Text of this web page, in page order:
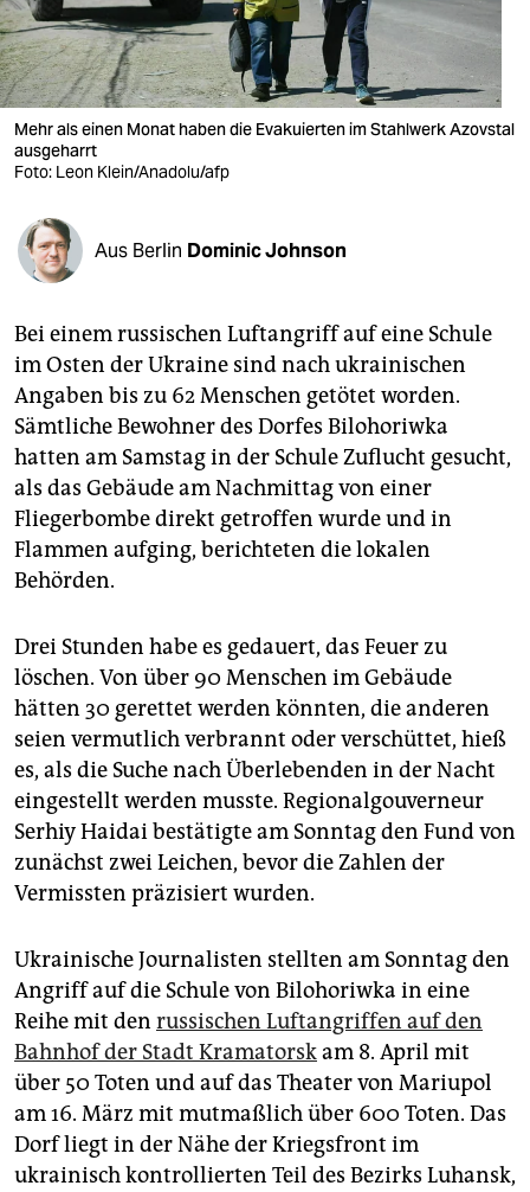
wahrheit
verlag
verlag
veranstaltungen
shop
fragen & hilfe
abo
genossenschaft
epaper login
Mehr als einen Monat haben die Evakuierten im Stahlwerk Azovstal
ausgeharrt
Foto: Leon Klein/Anadolu/afp
Aus Berlin Dominic Johnson
Bei einem russischen Luftangriff auf eine Schule
im Osten der Ukraine sind nach ukrainischen
Angaben bis zu 62 Menschen getötet worden.
Sämtliche Bewohner des Dorfes Bilohoriwka
hatten am Samstag in der Schule Zuflucht gesucht,
als das Gebäude am Nachmittag von einer
Fliegerbombe direkt getroffen wurde und in
Flammen aufging, berichteten die lokalen
Behörden.
Drei Stunden habe es gedauert, das Feuer zu
löschen. Von über 90 Menschen im Gebäude
hätten 30 gerettet werden könnten, die anderen
seien vermutlich verbrannt oder verschüttet, hieß
es, als die Suche nach Überlebenden in der Nacht
eingestellt werden musste. Regionalgouverneur
Serhiy Haidai bestätigte am Sonntag den Fund von
zunächst zwei Leichen, bevor die Zahlen der
Vermissten präzisiert wurden.
Ukrainische Journalisten stellten am Sonntag den
Angriff auf die Schule von Bilohoriwka in eine
Reihe mit den russischen Luftangriffen auf den
Bahnhof der Stadt Kramatorskam 8. April mit
über 50 Toten und auf das Theater von Mariu­pol
am 16. März mit mutmaßlich über 600 Toten. Das
Dorf liegt in der Nähe der Kriegsfront im
ukrainisch kontrollierten Teil des Bezirks Luhansk,